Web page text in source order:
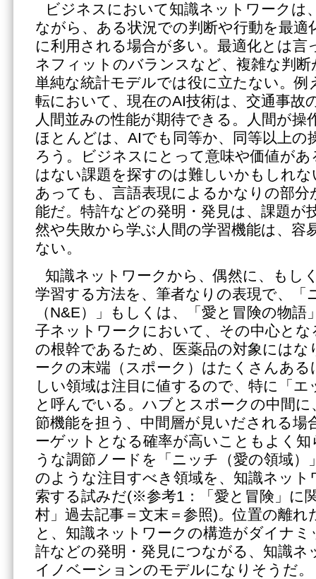
ビジネスにおいて知識ネットワークは
ながら、ある状況での判断や行動を最適
に利用される場合が多い。最適化とは言
ネフィットのバランスなど、複雑な判
単純な統計モデルでは役に立たない。例
転において、現在のAI技術は、交通事故
人間並みの性能が期待できる。人間が操
ほとんどは、AIでも同等か、同等以上の
ろう。ビジネスにとって意味や価値があ
はない課題を探すのは難しいかもしれ
あっても、言語表現によるかなりの部分
能だ。特許などの発明・発見は、課題が
然や失敗から学ぶ人間の学習機能は、容
ない。
知識ネットワークから、偶然に、もし
学習する方法を、筆者なりの表現で、「
（N&E）」もしくは、「愛と冒険の物
子ネットワークにおいて、その中心と
の根幹であるため、医薬品の対象には
ークの末端（スポーク）はたくさんあ
しい領域は注目に値するので、特に「エ
と呼んでいる。ハブとスポークの中間
節機能を担う、中間層が見いだされる場
ーゲットとなる確率が高いこともよく
うな調節ノードを「ニッチ（愛の領域）
のような注目すべき領域を、知識ネット
索する試みだ(※参考1：「愛と冒険」に
村」過去記事＝文末＝参照)。位置の離
と、知識ネットワークの構造がダイナ
許などの発明・発見につながる、知識
イノベーションのモデルになりそうだ。